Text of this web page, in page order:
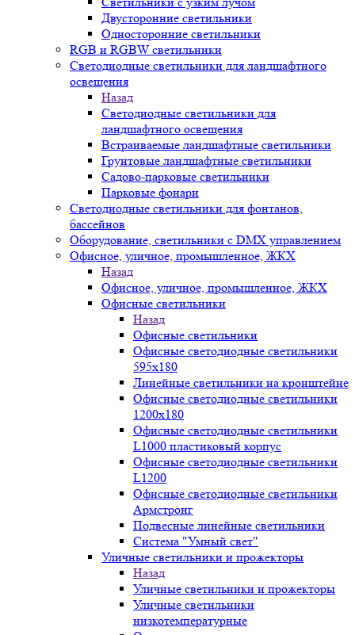
Двусторонние светильники
Односторонние светильники
RGB и RGBW светильники
Светодиодные светильники для ландшафтного
освещения
Назад
Светодиодные светильники для
ландшафтного освещения
Встраиваемые ландшафтные светильники
Грунтовые ландшафтные светильники
Садово-парковые светильники
Парковые фонари
Светодиодные светильники для фонтанов,
бассейнов
Оборудование, светильники с DMX управлением
Офисное, уличное, промышленное, ЖКХ
Назад
Офисное, уличное, промышленное, ЖКХ
Офисные светильники
Назад
Офисные светильники
Офисные светодиодные светильники
595х180
Линейные светильники на кронштейне
Офисные светодиодные светильники
1200x180
Офисные светодиодные светильники
L1000 пластиковый корпус
Офисные светодиодные светильники
L1200
Офисные светодиодные светильники
Армстронг
Подвесные линейные светильники
Система "Умный свет"
Уличные светильники и прожекторы
Назад
Уличные светильники и прожекторы
Уличные светильники
низкотемпературные